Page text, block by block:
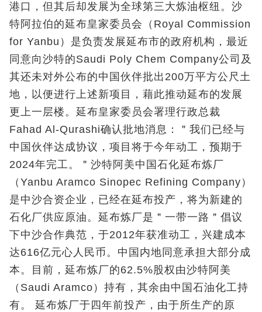
港口，但其后却发展为全球第三大炼油枢纽。沙
特阿拉伯的延布皇家委员会（Royal Commission
for Yanbu）是负责发展延布市的政府机构，最近
同意向沙特的Saudi Poly Chem Company公司及
其还未对外公布的中国伙伴批出200万平方公尺土
地，以便进行上述新项目，藉此推动延布的发展
更上一层楼。延布皇家委员会署理行政总裁
Fahad Al‑Qurashi确认批地消息：＂我们已经与
中国伙伴达成协议，项目将于今年动工，预期于
2024年完工。＂沙特阿美中国石化延布炼厂
（Yanbu Aramco Sinopec Refining Company）
是中沙合资企业，已经在延布投产，将为新建的
石化厂供应原油。延布炼厂是＂一带一路＂倡议
下中沙合作典范，于2012年获准动工，兴建成本
达616亿元心人民币。中国内地同意承担大部分成
本。目前，延布炼厂的62.5%股权由沙特阿美
（Saudi Aramco）持有，其余由中国石油化工持
有。 延布炼厂于四年前投产，由于所生产的原